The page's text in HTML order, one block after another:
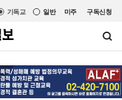
미주 구독신청
일반
기독교